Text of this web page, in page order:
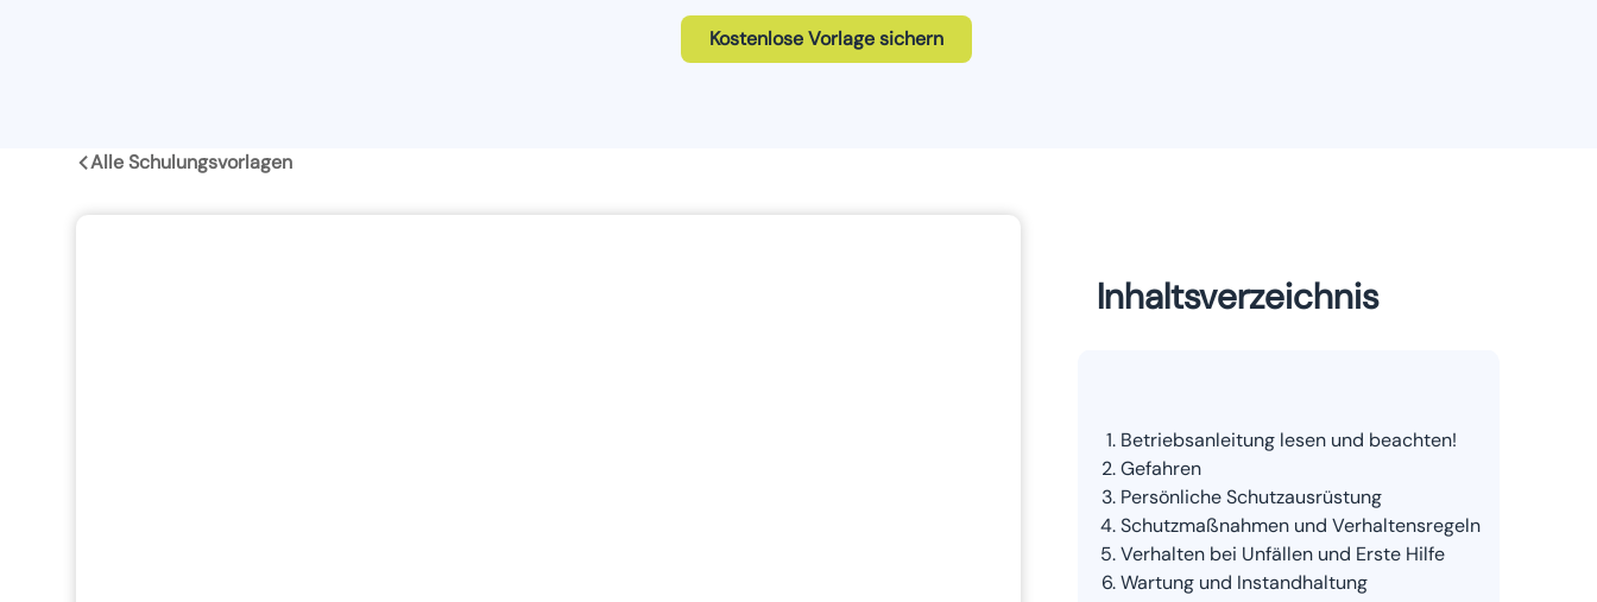
Kostenlose Vorlage sichern
Alle Schulungsvorlagen
Inhaltsverzeichnis
Betriebsanleitung lesen und beachten!
Gefahren
Persönliche Schutzausrüstung
Schutzmaßnahmen und Verhaltensregeln
Verhalten bei Unfällen und Erste Hilfe
Wartung und Instandhaltung